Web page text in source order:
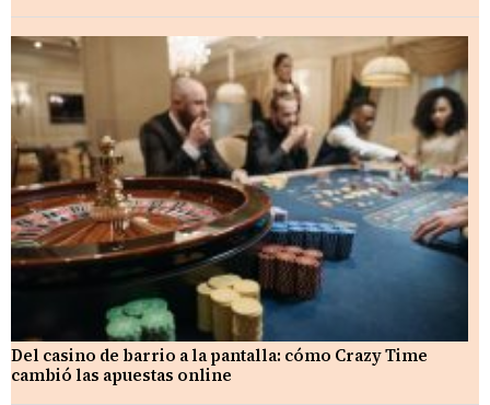
Del casino de barrio a la pantalla: cómo Crazy Time
cambió las apuestas online